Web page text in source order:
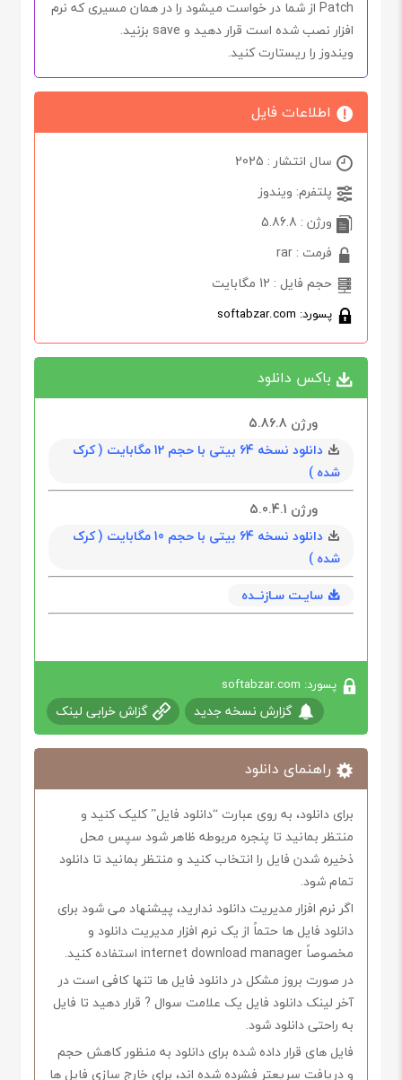
Patch از شما در خواست میشود را در همان مسیری که نرم
افزار نصب شده است قرار دهید و save بزنید.
ویندوز را ریستارت کنید.
اطلاعات فایل
سال انتشار : 2025
پلتفرم: ویندوز
ورژن : 5.86.8
فرمت : rar
حجم فایل : 12 مگابایت
پسورد: softabzar.com
باکس دانلود
ورژن 5.86.8
دانلود نسخه 64 بیتی با حجم 12 مگابایت ( کرک
شده )
ورژن 5.0.4.1
دانلود نسخه 64 بیتی با حجم 10 مگابایت ( کرک
شده )
سایـت سـازنــده
پسورد: softabzar.com
گزارش نسخه جدید گزاش خرابی لینک
راهنمای دانلود
برای دانلود، به روی عبارت “دانلود فایل” کلیک کنید و
منتظر بمانید تا پنجره مربوطه ظاهر شود سپس محل
ذخیره شدن فایل را انتخاب کنید و منتظر بمانید تا دانلود
تمام شود.
اگر نرم افزار مدیریت دانلود ندارید، پیشنهاد می شود برای
دانلود فایل ها حتماً از یک نرم افزار مدیریت دانلود و
مخصوصاً internet download manager استفاده کنید.
در صورت بروز مشکل در دانلود فایل ها تنها کافی است در
آخر لینک دانلود فایل یک علامت سوال ? قرار دهید تا فایل
به راحتی دانلود شود.
فایل های قرار داده شده برای دانلود به منظور کاهش حجم
و دریافت سریعتر فشرده شده اند، برای خارج سازی فایل ها